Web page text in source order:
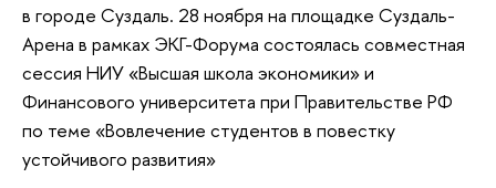
в городе Суздаль. 28 ноября на площадке Суздаль-
Арена в рамках ЭКГ-Форума состоялась совместная
сессия НИУ «Высшая школа экономики» и
Финансового университета при Правительстве РФ
по теме «Вовлечение студентов в повестку
устойчивого развития»